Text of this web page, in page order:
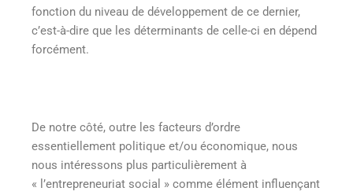
fonction du niveau de développement de ce dernier,
c’est-à-dire que les déterminants de celle-ci en dépend
forcément.
De notre côté, outre les facteurs d’ordre
essentiellement politique et/ou économique, nous
nous intéressons plus particulièrement à
« l’entrepreneuriat social » comme élément influençant